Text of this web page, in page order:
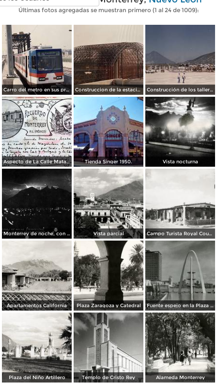
Últimas fotos agregadas se muestran primero (1 al 24 de 1009):
Carro del metro en sus primeras pruebas durante 1990 Construccion de la estacion cuauhtemoc Construcción de los talleres del metro
Aspecto de La Calle Matamoros ( Circulada el 8 de Abril de 1912 ). Tienda Singer 1950. Vista nocturna
Monterrey de noche, con tempestad Vista parcial Campo Turista Royal Courts
Apartamentos California Plaza Zaragoza y Catedral Fuente espejo en la Plaza Zaragoza
Plaza del Niño Artillero Templo de Cristo Rey Alameda Monterrey